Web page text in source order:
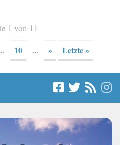
1 von 11
10 ... » Letzte »